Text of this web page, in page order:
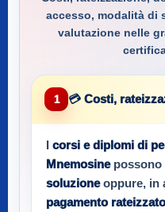
accesso, modalità di
valutazione nelle
1 💳 Costi,
corsi e diplomi di
Mnemosinepossono
soluzioneoppure, in
pagamento rateizzato